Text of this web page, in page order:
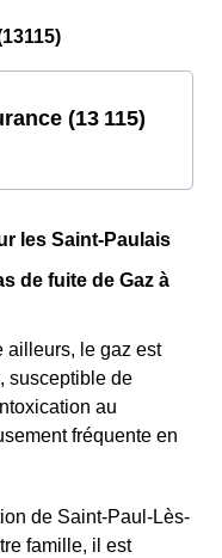
(13 115)
les Saint-Paulais
de fuite de Gaz à
ailleurs, le gaz est
susceptible de
au
fréquente en
de Saint-Paul-Lès-
famille, il est